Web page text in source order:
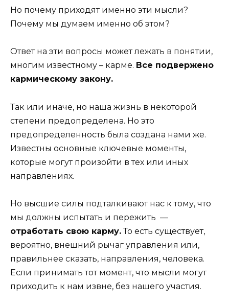
Но почему приходят именно эти мысли?
Почему мы думаем именно об этом?
Ответ на эти вопросы может лежать в понятии,
многим известному – карме. Все подвержено
кармическому закону.
Так или иначе, но наша жизнь в некоторой
степени предопределена. Но это
предопределенность была создана нами же.
Известны основные ключевые моменты,
которые могут произойти в тех или иных
направлениях.
Но высшие силы подталкивают нас к тому, что
мы должны испытать и пережить —
отработать свою карму.То есть существует,
вероятно, внешний рычаг управления или,
правильнее сказать, направления, человека.
Если принимать тот момент, что мысли могут
приходить к нам извне, без нашего участия.